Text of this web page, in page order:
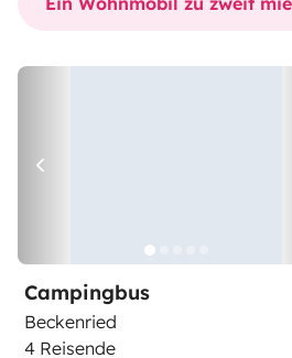
Campingbus
Beckenried
4 Reisende